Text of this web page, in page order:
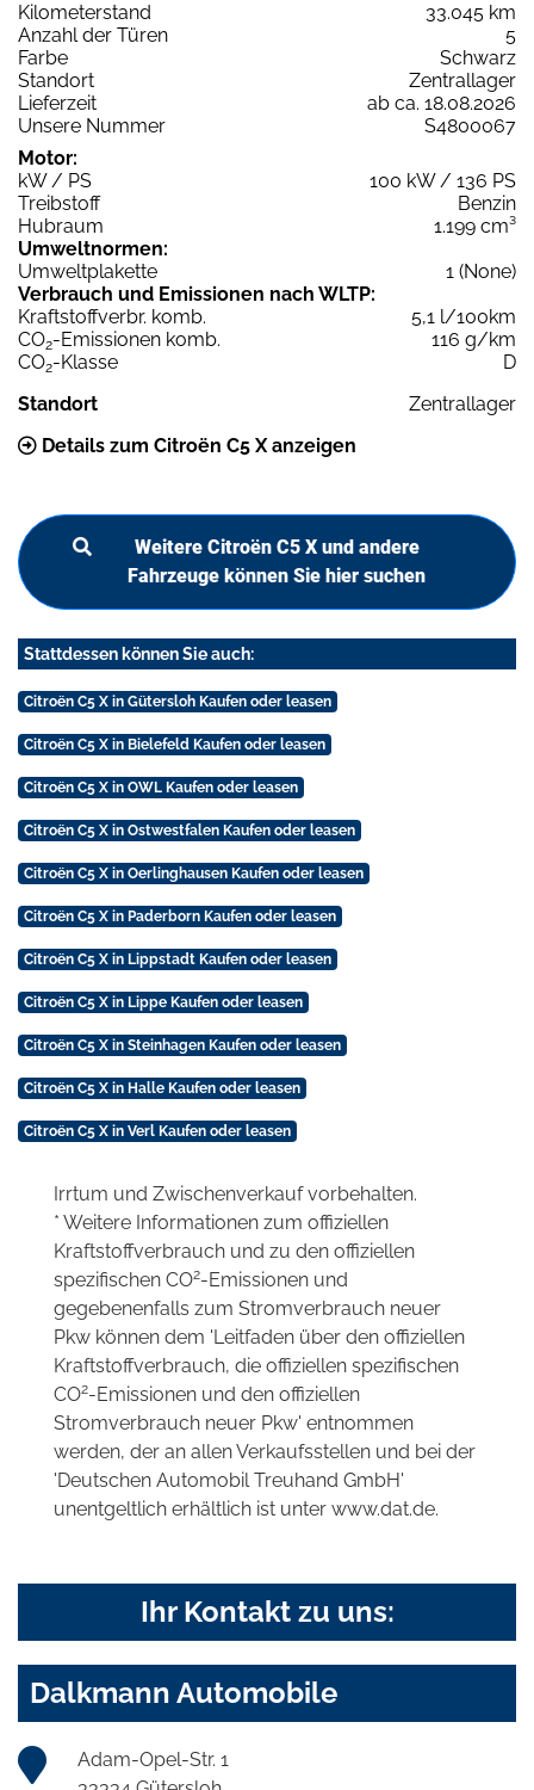
Kilometerstand
33.045 km
Anzahl der Türen
5
Farbe
Schwarz
Standort
Zentrallager
Lieferzeit
ab ca. 18.08.2026
Unsere Nummer
S4800067
Motor:
kW / PS
100 kW / 136 PS
Treibstoff
Benzin
Hubraum
1.199 cm³
Umweltnormen:
Umweltplakette
1 (None)
Verbrauch und Emissionen nach WLTP:
Kraftstoffverbr. komb.
5,1 l/100km
CO2-Emissionen komb.
116 g/km
CO2-Klasse
D
Standort
Zentrallager
Details zum Citroën C5 X anzeigen
Weitere Citroën C5 X und andere
Fahrzeuge können Sie hier suchen
Stattdessen können Sie auch:
Citroën C5 X in Gütersloh Kaufen oder leasen
Citroën C5 X in Bielefeld Kaufen oder leasen
Citroën C5 X in OWL Kaufen oder leasen
Citroën C5 X in Ostwestfalen Kaufen oder leasen
Citroën C5 X in Oerlinghausen Kaufen oder leasen
Citroën C5 X in Paderborn Kaufen oder leasen
Citroën C5 X in Lippstadt Kaufen oder leasen
Citroën C5 X in Lippe Kaufen oder leasen
Citroën C5 X in Steinhagen Kaufen oder leasen
Citroën C5 X in Halle Kaufen oder leasen
Citroën C5 X in Verl Kaufen oder leasen
Irrtum und Zwischenverkauf vorbehalten.
* Weitere Informationen zum offiziellen
Kraftstoffverbrauch und zu den offiziellen
spezifischen CO2-Emissionen und
gegebenenfalls zum Stromverbrauch neuer
Pkw können dem 'Leitfaden über den offiziellen
Kraftstoffverbrauch, die offiziellen spezifischen
CO2-Emissionen und den offiziellen
Stromverbrauch neuer Pkw' entnommen
werden, der an allen Verkaufsstellen und bei der
'Deutschen Automobil Treuhand GmbH'
unentgeltlich erhältlich ist unter www.dat.de.
Ihr Kontakt zu uns:
Dalkmann Automobile
Adam-Opel-Str. 1